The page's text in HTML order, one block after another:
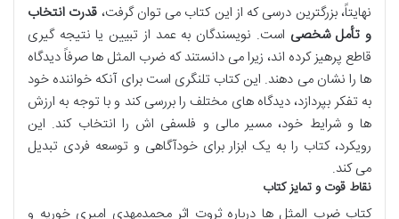
نهایتاً، بزرگترین درسی که از این کتاب می توان گرفت، قدرت انتخاب
و تأمل شخصی است. نویسندگان به عمد از تبیین یا نتیجه گیری
قاطع پرهیز کرده اند، زیرا می دانستند که ضرب المثل ها صرفاً دیدگاه
ها را نشان می دهند. این کتاب تلنگری است برای آنکه خواننده خود
به تفکر بپردازد، دیدگاه های مختلف را بررسی کند و با توجه به ارزش
ها و شرایط خود، مسیر مالی و فلسفی اش را انتخاب کند. این
رویکرد، کتاب را به یک ابزار برای خودآگاهی و توسعه فردی تبدیل
می کند.
نقاط قوت و تمایز کتاب
کتاب ضرب المثل ها درباره ثروت اثر محمدمهدی امیری خوریه و